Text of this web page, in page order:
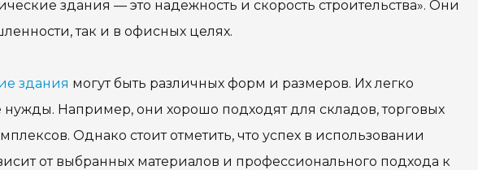
здания — это надежность и скорость строительства». Они
так и в офисных целях.
здания могут быть различных форм и размеров. Их легко
нужды. Например, они хорошо подходят для складов, торговых
Однако стоит отметить, что успех в использовании
от выбранных материалов и профессионального подхода к